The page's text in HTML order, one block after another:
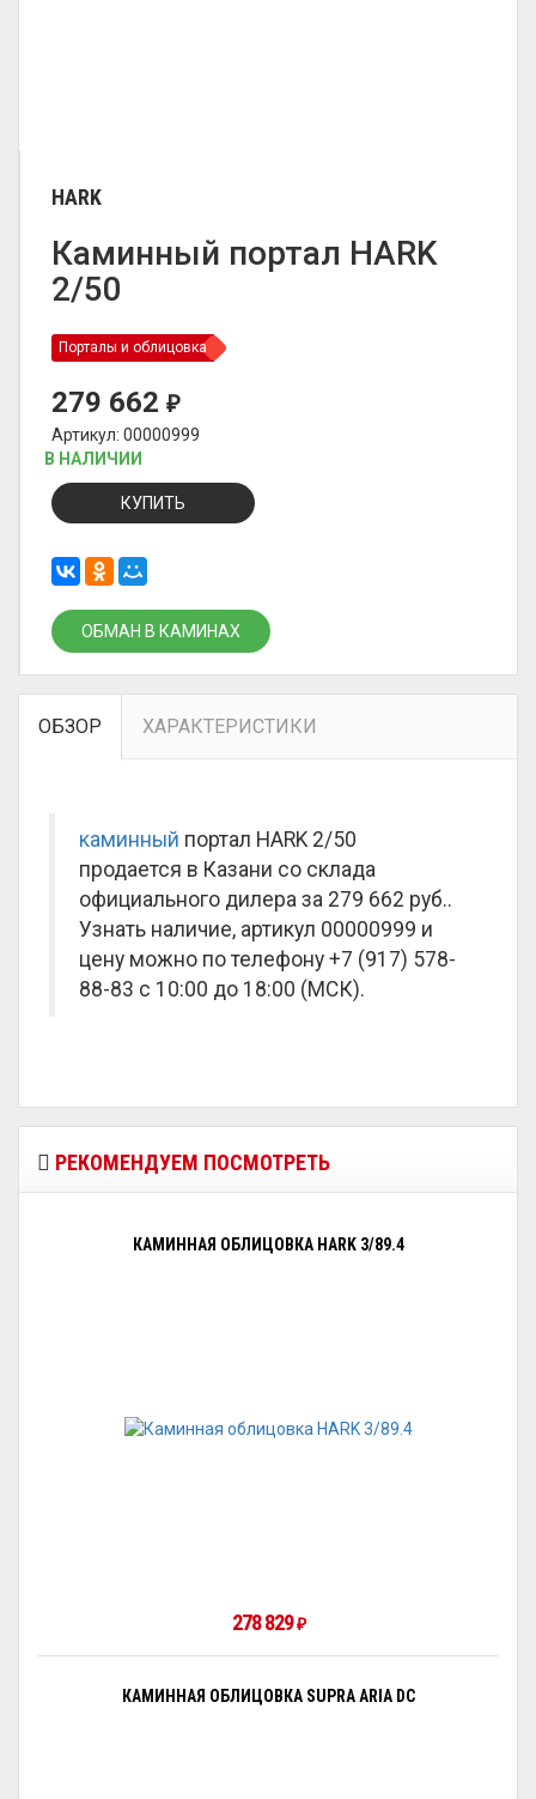
HARK
Каминный портал HARK
2/50
Порталы и облицовка
279 662 ₽
Артикул: 00000999
В НАЛИЧИИ
КУПИТЬ
ОБМАН В КАМИНАХ
ОБЗОР ХАРАКТЕРИСТИКИ
каминный портал HARK 2/50
продается в Казани со склада
официального дилера за 279 662 руб..
Узнать наличие, артикул 00000999 и
цену можно по телефону +7 (917) 578-
88-83 с 10:00 до 18:00 (МСК).
РЕКОМЕНДУЕМ ПОСМОТРЕТЬ
КАМИННАЯ ОБЛИЦОВКА HARK 3/89.4
278 829 ₽
КАМИННАЯ ОБЛИЦОВКА SUPRA ARIA DC